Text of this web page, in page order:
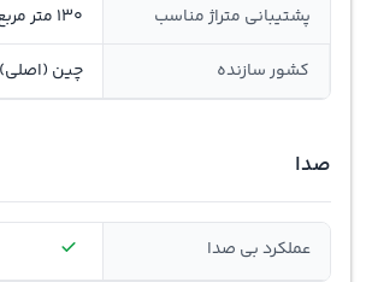
پشتیبانی متراژ مناسب 130 متر مربع
کشور سازنده چین (اصلی)
صدا
عملکرد بی صدا